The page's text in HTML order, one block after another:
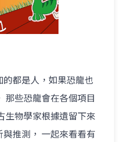
的都是人，如果恐龍也
那些恐龍會在各個項目
生物學家根據遺留下來
與推測， 一起來看看有